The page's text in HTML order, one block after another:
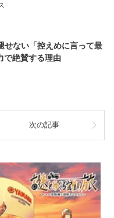
せない「控えめに言って最
で絶賛する理由
次の記事